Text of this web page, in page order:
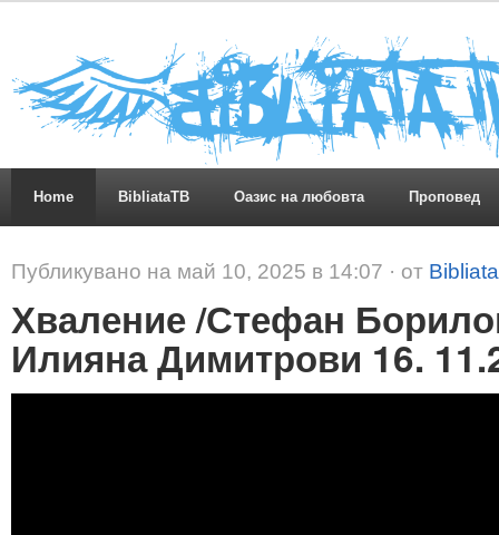
Home BibliataTB Оазис на любовта Проповед
Публикувано на май 10, 2025 в 14:07 · от
Хваление /Стефан
Илияна Димитрови 16.